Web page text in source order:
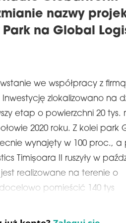
nazwy
na Global
we współpracy z firmą
zlokalizowano na
etap o powierzchni 20 tys.
2020 roku. Z kolei park
wynajęty w 100 proc.,
Timișoara II ruszyły w
realizowane na terenie o
pomieścić 140 tys